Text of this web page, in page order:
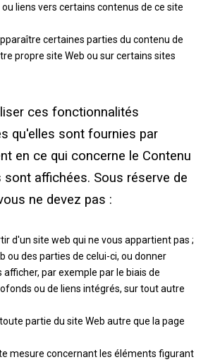
liens vers certains contenus de ce site
certaines parties du contenu de
propre site Web ou sur certains sites
ces fonctionnalités
qu'elles sont fournies par
en ce qui concerne le Contenu
sont affichées. Sous réserve de
ne devez pas :
d'un site web qui ne vous appartient pas ;
ou des parties de celui-ci, ou donner
par exemple par le biais de
ou de liens intégrés, sur tout autre
partie du site Web autre que la page
mesure concernant les éléments figurant